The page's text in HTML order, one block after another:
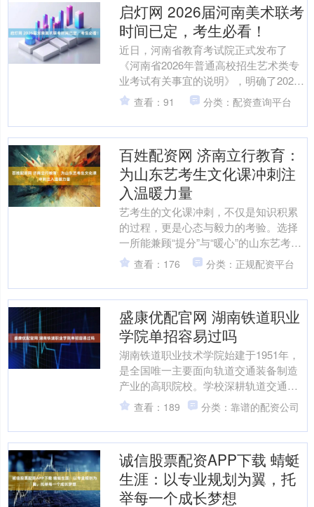
启灯网 2026届河南美术联考
时间已定，考生必看！
近日，河南省教育考试院正式发布了
《河南省2026年普通高校招生艺术类专
业考试有关事宜的说明》，明确了2026
届美术与设计类专业的联考时间和相关
要求。这一信息对广....
查看：91 分类：配资查询平台
百姓配资网 济南立行教育：
为山东艺考生文化课冲刺注
入温暖力量
艺考生的文化课冲刺，不仅是知识积累
的过程，更是心态与毅力的考验。选择
一所能兼顾“提分”与“暖心”的山东艺考文
化课冲刺学校，能让冲刺之路更顺畅。
济南立行学校打破“....
查看：176 分类：正规配资平台
盛康优配官网 湖南铁道职业
学院单招容易过吗
湖南铁道职业技术学院始建于1951年，
是全国唯一主要面向轨道交通装备制造
产业的高职院校。学校深耕轨道交通装
备制造全产业链，开设40个高职专业，
形成覆盖高铁、普铁....
查看：189 分类：靠谱的配资公司
诚信股票配资APP下载 蜻蜓
生涯：以专业规划为翼，托
举每一个成长梦想